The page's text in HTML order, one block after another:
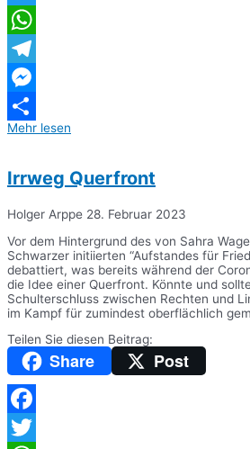
Twitter
WhatsApp
Telegram
Messenger
Teilen
Mehr lesen
Irrweg Querfront
Holger Arppe 28. Februar 2023
Vor dem Hintergrund des von Sahra
Schwarzer initiierten “Aufstandes für
debattiert, was bereits während der
die Idee einer Querfront. Könnte und
Schulterschluss zwischen Rechten und
im Kampf für zumindest oberflächlich
Teilen Sie diesen Beitrag:
Share Post
Facebook